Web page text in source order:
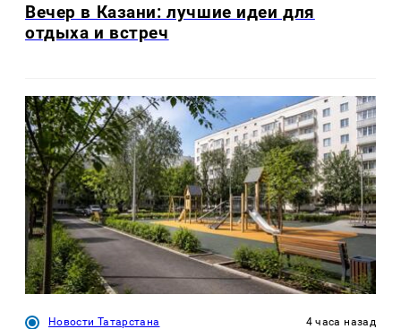
Вечер в Казани: лучшие идеи для
отдыха и встреч
Новости Татарстана 4 часа назад